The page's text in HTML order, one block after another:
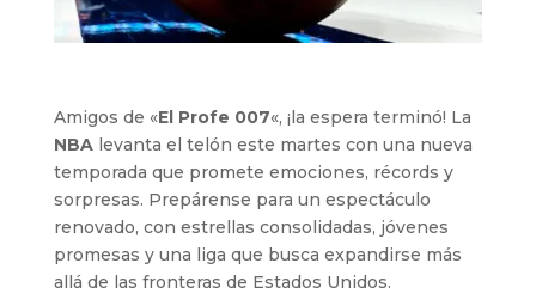
Amigos de «El Profe 007«, ¡la espera terminó! La
NBAlevanta el telón este martes con una nueva
temporada que promete emociones, récords y
sorpresas. Prepárense para un espectáculo
renovado, con estrellas consolidadas, jóvenes
promesas y una liga que busca expandirse más
allá de las fronteras de Estados Unidos.